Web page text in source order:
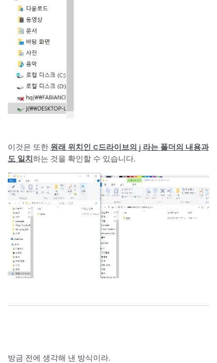
이것은 또한 원래 위치인 C드라이브의 j 라는 폴더의 내용과
도 일치 하는 것을 확인할 수 있습니다.
방금 전에 생각해 낸 방식이라.